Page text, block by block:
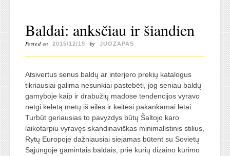
Baldai: anksčiau ir šiandien
Posted on 2015/12/19 by JUOZAPAS
Atsivertus senus baldų ar interjero prekių katalogus
tikriausiai galima nesunkiai pastebėti, jog seniau baldų
gamyboje kaip ir drabužių madose tendencijos vyravo
netgi keletą metų iš eilės ir keitėsi pakankamai lėtai.
Turbūt geriausias to pavyzdys būtų Šaltojo karo
laikotarpiu vyravęs skandinaviškas minimalistinis stilius,
Rytų Europoje dažniausiai siejamas būtent su Sovietų
Sąjungoje gamintais baldais, prie kurių dizaino kūrimo